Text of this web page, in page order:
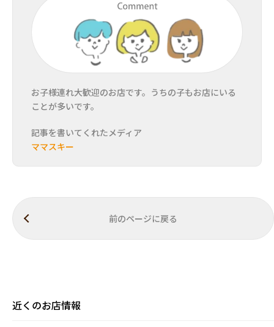
お子様連れ大歓迎のお店です。うちの子もお店にいる
ことが多いです。
記事を書いてくれたメディア
ママスキー
前のページに戻る
近くのお店情報